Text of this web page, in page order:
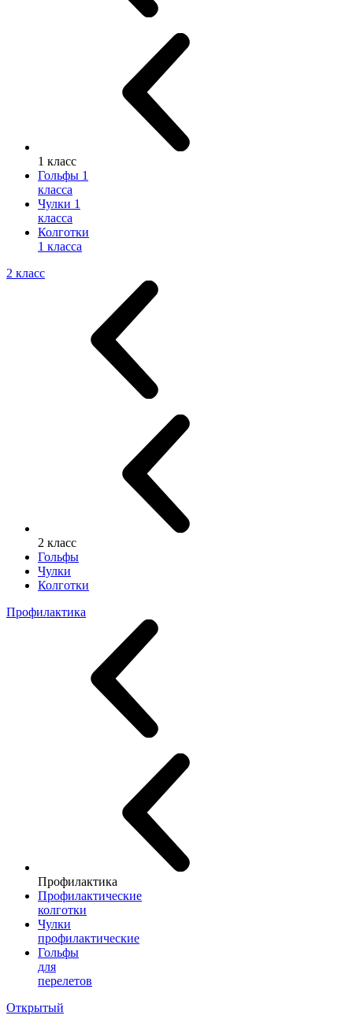
1 класс
Гольфы 1
класса
Чулки 1
класса
Колготки
1 класса
2 класс
2 класс
Гольфы
Чулки
Колготки
Профилактика
Профилактика
Профилактические
колготки
Чулки
профилактические
Гольфы
для
перелетов
Открытый